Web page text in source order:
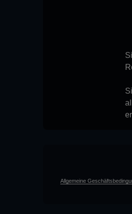
Allgemeine